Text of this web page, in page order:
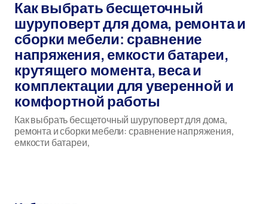
Как выбрать бесщеточный
шуруповерт для дома, ремонта и
сборки мебели: сравнение
напряжения, емкости батареи,
крутящего момента, веса и
комплектации для уверенной и
комфортной работы
Как выбрать бесщеточный шуруповерт для дома,
ремонта и сборки мебели: сравнение напряжения,
емкости батареи,